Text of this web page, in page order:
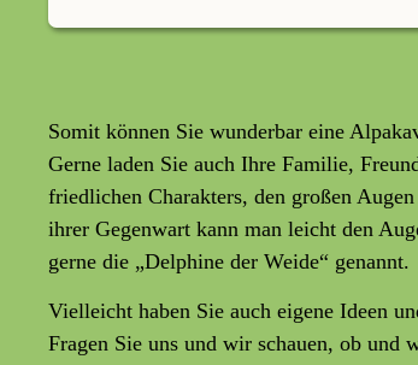
Somit können Sie wunderbar eine
Gerne laden Sie auch Ihre Familie,
friedlichen Charakters, den großen
ihrer Gegenwart kann man leicht den
gerne die „Delphine der Weide“ genannt.
Vielleicht haben Sie auch eigene Ideen
Fragen Sie uns und wir schauen, ob und